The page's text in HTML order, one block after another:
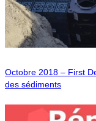
Octobre 2018 – First
des sédiments